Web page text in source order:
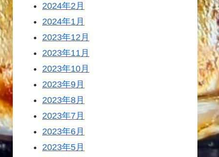
2024年2月
2024年1月
2023年12月
2023年11月
2023年10月
2023年9月
2023年8月
2023年7月
2023年6月
2023年5月